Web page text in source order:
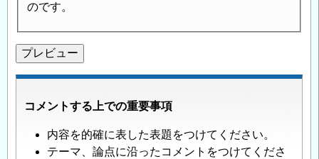
のです。
コメントする上での重要事項
内容を的確に表した表題をつけてください。
テーマ、論点に沿ったコメントをつけてくださ